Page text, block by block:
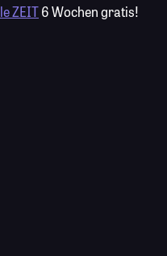
ZEIT6 Wochen gratis!